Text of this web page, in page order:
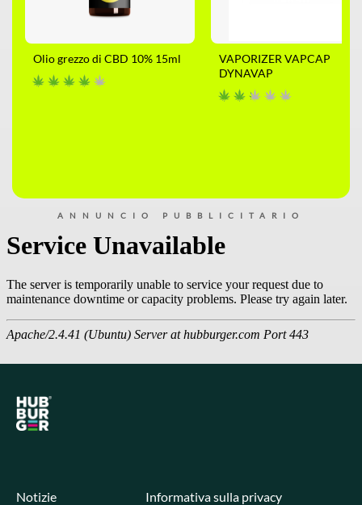
Olio grezzo di CBD 10% 15ml
VAPORIZER VAPCAP
DYNAVAP
ANNUNCIO PUBBLICITARIO
Notizie
Informativa sulla privacy